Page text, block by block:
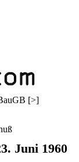
[>]
Juni 1960